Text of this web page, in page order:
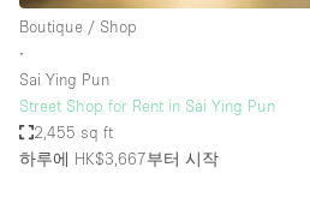
Industrial
Internet
Kitchen
Large Door Entrance
Boutique / Shop
∙
Sai Ying Pun
Street Shop for Rent in Sai Ying Pun
2,455 sq ft
하루에 HK$3,667부터 시작